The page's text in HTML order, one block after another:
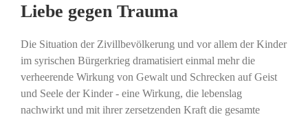
Liebe gegen Trauma
Die Situation der Zivillbevölkerung und vor allem der Kinder
im syrischen Bürgerkrieg dramatisiert einmal mehr die
verheerende Wirkung von Gewalt und Schrecken auf Geist
und Seele der Kinder - eine Wirkung, die lebenslag
nachwirkt und mit ihrer zersetzenden Kraft die gesamte